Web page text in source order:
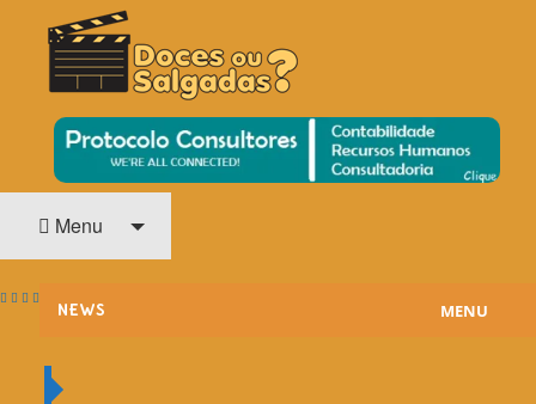
DOCES OU SALGADAS?
O Cinema? Uma Paixão!!
Menu
NEWS MENU